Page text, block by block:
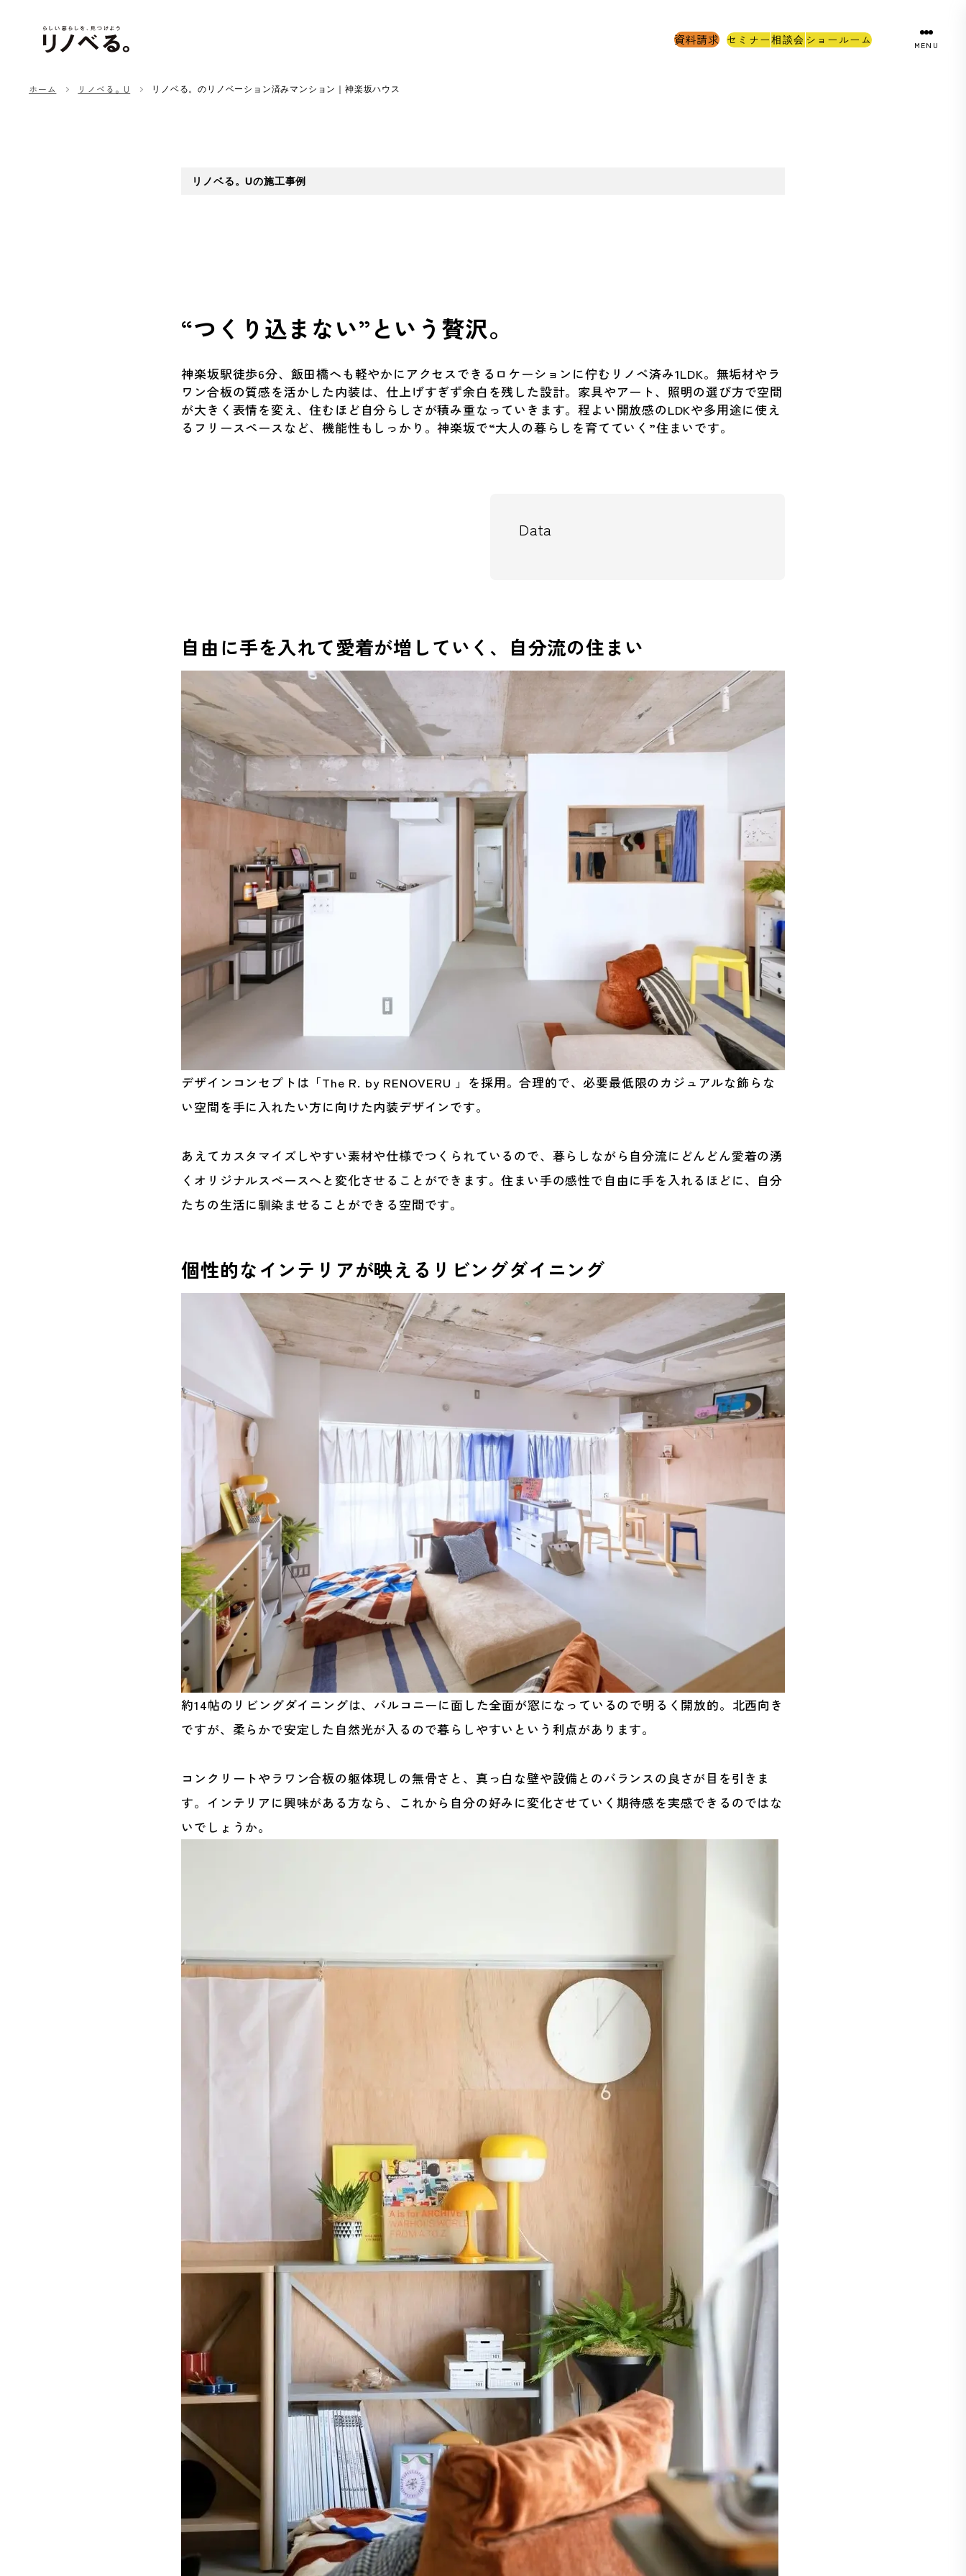
資料請求 セミナー 相談会 ショールーム MENU
ホーム リノベる。U リノベる。のリノベーション済みマンション｜神楽坂ハウス
リノベる。Uの施工事例
“つくり込まない”という贅沢。
神楽坂駅徒歩6分、飯田橋へも軽やかにアクセスできるロケーションに佇むリノベ済み1LDK。無垢材やラ
ワン合板の質感を活かした内装は、仕上げすぎず余白を残した設計。家具やアート、照明の選び方で空間
が大きく表情を変え、住むほど自分らしさが積み重なっていきます。程よい開放感のLDKや多用途に使え
るフリースペースなど、機能性もしっかり。神楽坂で“大人の暮らしを育てていく”住まいです。
Data
自由に手を入れて愛着が増していく、自分流の住まい
デザインコンセプトは「The R. by RENOVERU 」を採用。合理的で、必要最低限のカジュアルな飾らな
い空間を手に入れたい方に向けた内装デザインです。
あえてカスタマイズしやすい素材や仕様でつくられているので、暮らしながら自分流にどんどん愛着の湧
くオリジナルスペースへと変化させることができます。住まい手の感性で自由に手を入れるほどに、自分
たちの生活に馴染ませることができる空間です。
個性的なインテリアが映えるリビングダイニング
約14帖のリビングダイニングは、バルコニーに面した全面が窓になっているので明るく開放的。北西向き
ですが、柔らかで安定した自然光が入るので暮らしやすいという利点があります。
コンクリートやラワン合板の躯体現しの無骨さと、真っ白な壁や設備とのバランスの良さが目を引きま
す。インテリアに興味がある方なら、これから自分の好みに変化させていく期待感を実感できるのではな
いでしょうか。